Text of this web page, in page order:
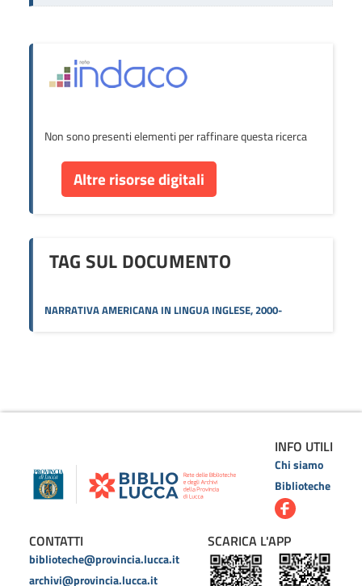
Non sono presenti elementi per raffinare questa ricerca
Altre risorse digitali
TAG SUL DOCUMENTO
NARRATIVA AMERICANA IN LINGUA INGLESE, 2000-
INFO UTILI
Chi siamo
Biblioteche
CONTATTI
biblioteche@provincia.lucca.it
archivi@provincia.lucca.it
SCARICA L'APP